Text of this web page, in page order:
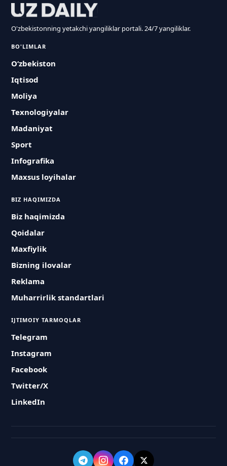
O'zbekistonning yetakchi yangiliklar portali. 24/7 yangiliklar.
BO'LIMLAR
O‘zbekiston
Iqtisod
Moliya
Texnologiyalar
Madaniyat
Sport
Infografika
Maxsus loyihalar
BIZ HAQIMIZDA
Biz haqimizda
Qoidalar
Maxfiylik
Bizning ilovalar
Reklama
Muharrirlik standartlari
IJTIMOIY TARMOQLAR
Telegram
Instagram
Facebook
Twitter/X
LinkedIn